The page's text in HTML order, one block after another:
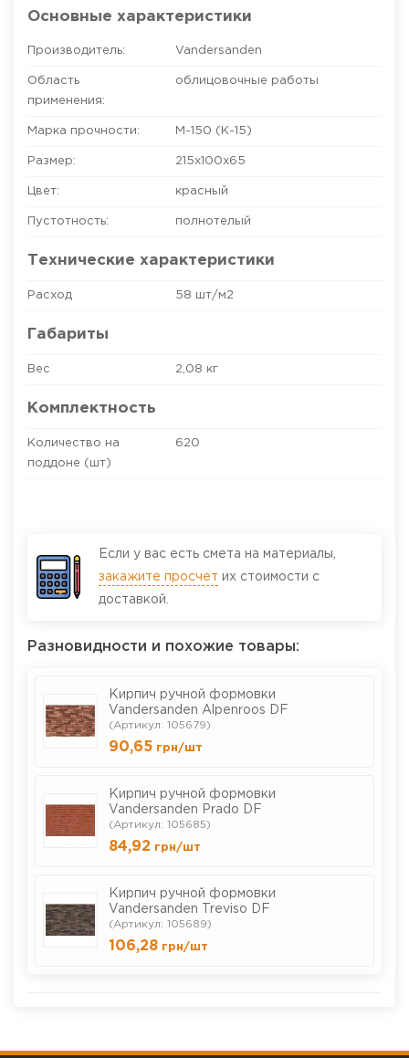
Основные характеристики
Производитель: Vandersanden
Область
применения:
облицовочные работы
Марка прочности: М-150 (К-15)
Размер: 215х100х65
Цвет: красный
Пустотность: полнотелый
Технические характеристики
Расход 58 шт/м2
Габариты
Вес 2,08 кг
Комплектность
Количество на
поддоне (шт)
620
Если у вас есть смета на материалы,
закажите просчет их стоимости с
доставкой.
Разновидности и похожие товары:
Кирпич ручной формовки
Vandersanden Alpenroos DF
(Артикул: 105679)
90,65 грн/шт
Кирпич ручной формовки
Vandersanden Prado DF
(Артикул: 105685)
84,92 грн/шт
Кирпич ручной формовки
Vandersanden Treviso DF
(Артикул: 105689)
106,28 грн/шт